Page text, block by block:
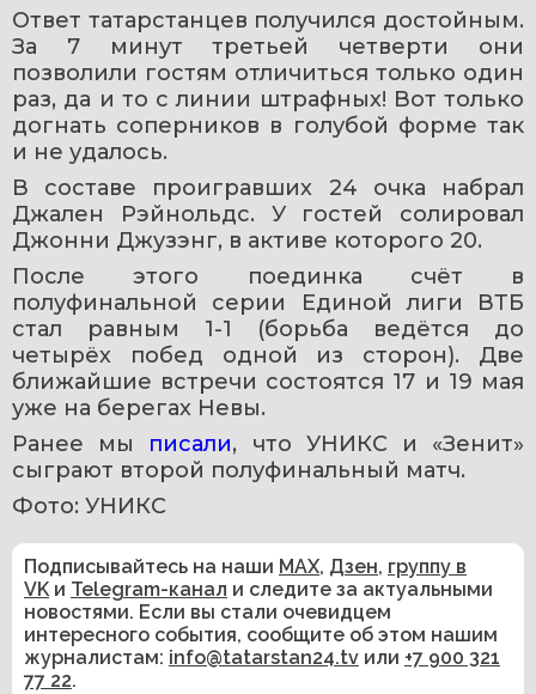
Ответ татарстанцев получился достойным.
За 7 минут третьей четверти они
позволили гостям отличиться только один
раз, да и то с линии штрафных! Вот только
догнать соперников в голубой форме так
и не удалось.
В составе проигравших 24 очка набрал
Джален Рэйнольдс. У гостей солировал
Джонни Джузэнг, в активе которого 20.
После этого поединка счёт в
полуфинальной серии Единой лиги ВТБ
стал равным 1-1 (борьба ведётся до
четырёх побед одной из сторон). Две
ближайшие встречи состоятся 17 и 19 мая
уже на берегах Невы.
Ранее мы писали, что УНИКС и «Зенит»
сыграют второй полуфинальный матч.
Фото: УНИКС
Подписывайтесь на наши MAX, Дзен, группу в
VK и Telegram-канал и следите за актуальными
новостями. Если вы стали очевидцем
интересного события, сообщите об этом нашим
журналистам: info@tatarstan24.tv или +7 900 321
77 22.